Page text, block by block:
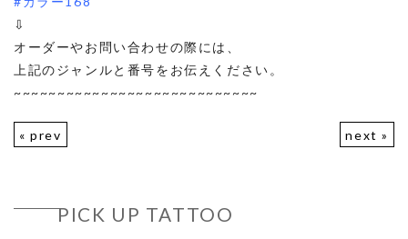
⇩
オーダーやお問い合わせの際には、
上記のジャンルと番号をお伝えください。
~~~~~~~~~~~~~~~~~~~~~~~~~~~~
« prev next »
PICK UP TATTOO